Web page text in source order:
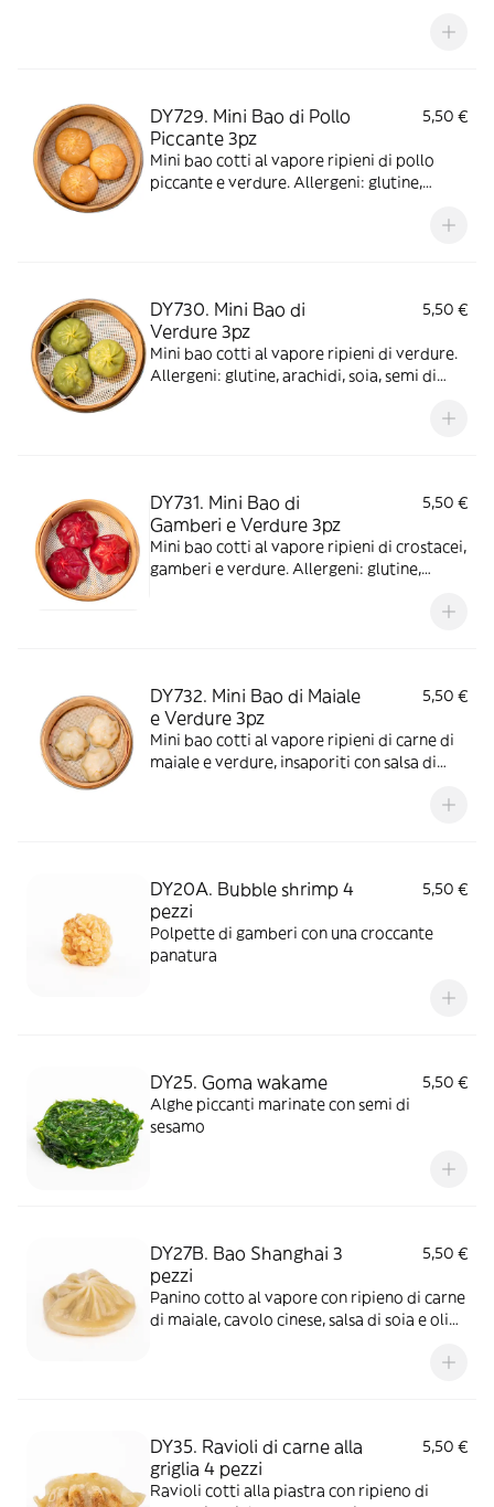
DY729. Mini Bao di Pollo
Piccante 3pz
5,50 €
Mini bao cotti al vapore ripieni di pollo
piccante e verdure. Allergeni: glutine,
DY730. Mini Bao di
Verdure 3pz
5,50 €
Mini bao cotti al vapore ripieni di verdure.
Allergeni: glutine, arachidi, soia, semi di
DY731. Mini Bao di
Gamberi e Verdure 3pz
5,50 €
Mini bao cotti al vapore ripieni di crostacei,
gamberi e verdure. Allergeni: glutine,
DY732. Mini Bao di Maiale
e Verdure 3pz
5,50 €
Mini bao cotti al vapore ripieni di carne di
maiale e verdure, insaporiti con salsa di
DY20A. Bubble shrimp 4
pezzi
5,50 €
Polpette di gamberi con una croccante
panatura
DY25. Goma wakame
5,50 €
Alghe piccanti marinate con semi di
sesamo
DY27B. Bao Shanghai 3
pezzi
5,50 €
Panino cotto al vapore con ripieno di carne
di maiale, cavolo cinese, salsa di soia e olio
DY35. Ravioli di carne alla
griglia 4 pezzi
5,50 €
Ravioli cotti alla piastra con ripieno di